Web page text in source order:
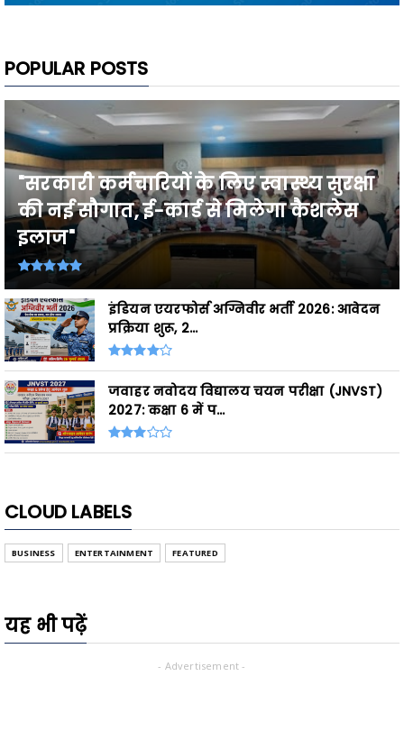
POPULAR POSTS
"सरकारी कर्मचारियों के लिए स्वास्थ्य सुरक्षा
की नई सौगात, ई-कार्ड से मिलेगा कैशलेस
इलाज"
इंडियन एयरफोर्स अग्निवीर भर्ती 2026: आवेदन
प्रक्रिया शुरू, 2...
जवाहर नवोदय विद्यालय चयन परीक्षा (JNVST)
2027: कक्षा 6 में प...
CLOUD LABELS
BUSINESS ENTERTAINMENT FEATURED
यह भी पढ़ें
- Advertisement -